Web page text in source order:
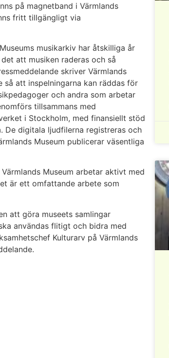
på magnetband i Värmlands
fritt tillgängligt via
musikarkiv har åtskilliga år
att musiken raderas och så
skriver Värmlands
att inspelningarna kan räddas för
och andra som arbetar
tillsammans med
i Stockholm, med finansiellt stöd
De digitala ljudfilerna registreras och
Museum publicerar väsentliga
Museum arbetar aktivt med
är ett omfattande arbete som
att göra museets samlingar
användas flitigt och bidra med
Kulturarv på Värmlands